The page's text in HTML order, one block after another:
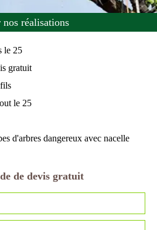
réalisations
le 25
gratuit
le 25
d'arbres dangereux avec nacelle
de devis gratuit